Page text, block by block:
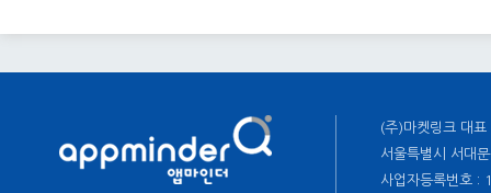
(주)마켓링크 대표
서울특별시 서대
사업자등록번호